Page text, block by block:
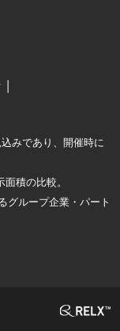
みであり、開催時に
積の比較。
グループ企業・パート